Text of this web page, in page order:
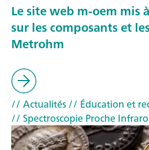
Le site web m-oem mis
sur les composants et
Metrohm
// Actualités// Éducation et
// Spectroscopie Proche